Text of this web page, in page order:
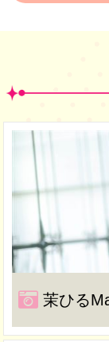
茉ひる